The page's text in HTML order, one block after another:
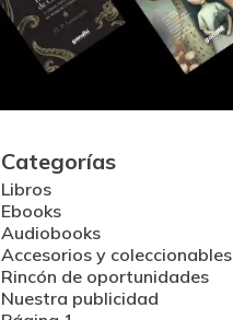
Categorías
Libros
Ebooks
Audiobooks
Accesorios y coleccionables
Rincón de oportunidades
Nuestra publicidad